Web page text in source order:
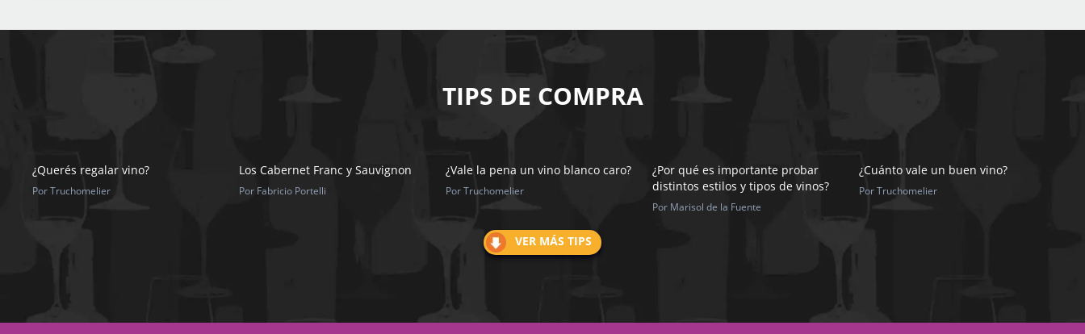
TIPS DE COMPRA
¿Querés regalar vino?
Por Truchomelier
Los Cabernet Franc y Sauvignon
Por Fabricio Portelli
¿Vale la pena un vino blanco caro?
Por Truchomelier
¿Por qué es importante probar
distintos estilos y tipos de vinos?
Por Marisol de la Fuente
¿Cuánto vale un buen vino?
Por Truchomelier
VER MÁS TIPS